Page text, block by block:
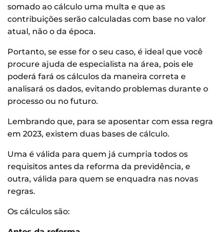
somado ao cálculo uma multa e que as
contribuições serão calculadas com base no valor
atual, não o da época.
Portanto, se esse for o seu caso, é ideal que você
procure ajuda de especialista na área, pois ele
poderá fará os cálculos da maneira correta e
analisará os dados, evitando problemas durante o
processo ou no futuro.
Lembrando que, para se aposentar com essa regra
em 2023, existem duas bases de cálculo.
Uma é válida para quem já cumpria todos os
requisitos antes da reforma da previdência, e
outra, válida para quem se enquadra nas novas
regras.
Os cálculos são: